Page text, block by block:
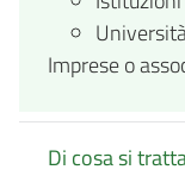
Imprese o
Di cosa si